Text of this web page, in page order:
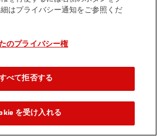
はプライバシー通知をご参照くだ
のプライバシー権
べて拒否する
を受け入れる